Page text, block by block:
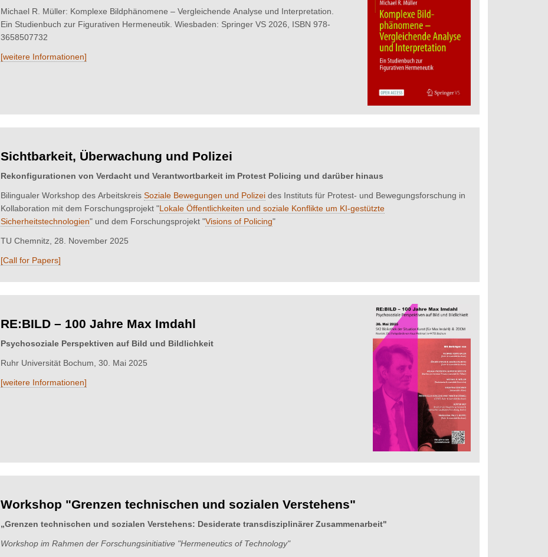
Michael R. Müller: Komplexe Bildphänomene – Vergleichende Analyse und Interpretation.
Ein Studienbuch zur Figurativen Hermeneutik. Wiesbaden: Springer VS 2026, ISBN 978-
3658507732
[weitere Informationen]
Sichtbarkeit, Überwachung und Polizei
Rekonfigurationen von Verdacht und Verantwortbarkeit im Protest Policing und darüber hinaus
Bilingualer Workshop des Arbeitskreis Soziale Bewegungen und Polizei des Instituts für Protest- und Bewegungsforschung in
Kollaboration mit dem Forschungsprojekt "Lokale Öffentlichkeiten und soziale Konflikte um KI-gestützte
Sicherheitstechnologien" und dem Forschungsprojekt "Visions of Policing"
TU Chemnitz, 28. November 2025
[Call for Papers]
RE:BILD – 100 Jahre Max Imdahl
Psychosoziale Perspektiven auf Bild und Bildlichkeit
Ruhr Universität Bochum, 30. Mai 2025
[weitere Informationen]
Workshop "Grenzen technischen und sozialen Verstehens"
„Grenzen technischen und sozialen Verstehens: Desiderate transdisziplinärer Zusammenarbeit"
Workshop im Rahmen der Forschungsinitiative "Hermeneutics of Technology"